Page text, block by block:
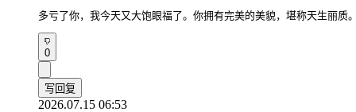
多亏了你，我今天又大饱眼福了。你拥有完美的美貌，堪称天生丽质
0
写回复
2026.07.15 06:53